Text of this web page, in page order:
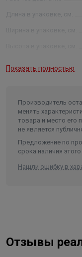
Длина в упаковке, см.
Показать полностью
Производитель
менять
товара и место его
не является
Предложение по
срока наличия
Нашли ошибку в
Отзывы